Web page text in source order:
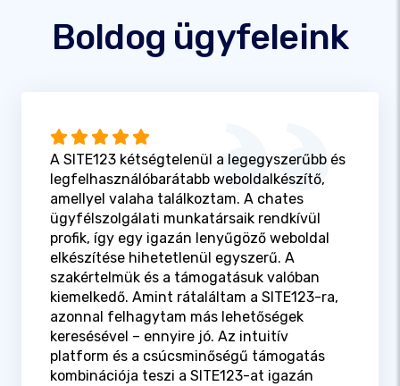
Boldog ügyfeleink
A SITE123 kétségtelenül a legegyszerűbb és
legfelhasználóbarátabb weboldalkészítő,
amellyel valaha találkoztam. A chates
ügyfélszolgálati munkatársaik rendkívül
profik, így egy igazán lenyűgöző weboldal
elkészítése hihetetlenül egyszerű. A
szakértelmük és a támogatásuk valóban
kiemelkedő. Amint rátaláltam a SITE123-ra,
azonnal felhagytam más lehetőségek
keresésével – ennyire jó. Az intuitív
platform és a csúcsminőségű támogatás
kombinációja teszi a SITE123-at igazán